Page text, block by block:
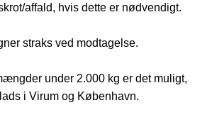
affald, hvis dette er nødvendigt.
straks ved modtagelse.
under 2.000 kg er det muligt,
i Virum og København.